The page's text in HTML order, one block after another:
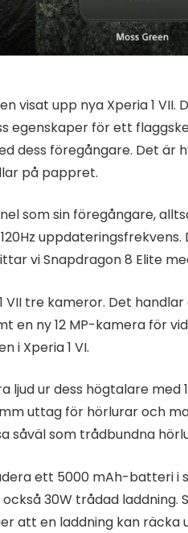
visat upp nya Xperia 1
egenskaper för ett
dess föregångare. Det är
på pappret.
som sin föregångare,
vi Snapdragon 8 Elite
VII tre kameror. Det
en ny 12 MP-kamera för
i Xperia 1 VI.
ljud ur dess högtalare med
uttag för hörlurar och
såväl som trådbundna
ett 5000 mAh-batteri i
30W trådad
att en laddning kan räcka